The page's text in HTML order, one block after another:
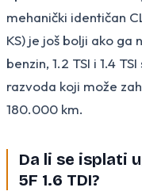
mehanički identičan
KS) je još bolji ako ga
benzin, 1.2 TSI i 1.4
razvoda koji može
180.000 km.
Da li se isplati
5F 1.6 TDI?